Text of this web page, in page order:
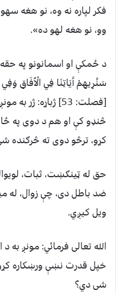
فکر لپاره نه وه، نو هغه
وو، نو هغه لهو ده».
د ځمکې او اسمانونو په حقه
سَنُرِيهِمْ آَيَاتِنَا فِي الْآَفَاقِ
[فصلت: 53] ژباړه:
څنډو کې او هم د دوی په
کړو، ترڅو دوی ته څرګنده
حق له ټینګښت، ثبات،
ضد باطل دی، چې زوال، له
ویل کیږي.
الله تعالی فرمائي: مونږ
خپل قدرت نښې ورښکاره
شی دي؟